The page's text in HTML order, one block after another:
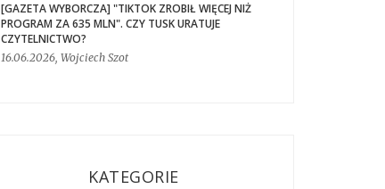
[GAZETA WYBORCZA] "TIKTOK ZROBIŁ WIĘCEJ NIŻ
PROGRAM ZA 635 MLN". CZY TUSK URATUJE
CZYTELNICTWO?
16.06.2026, Wojciech Szot
KATEGORIE